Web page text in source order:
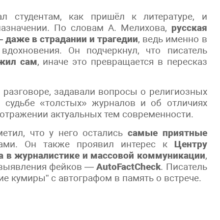
студентам, как пришёл к литературе, и
По словам А. Мелихова, русская
даже в страдании и трагедии, ведь именно в
Он подчеркнул, что писатель
сам, иначе это превращается в пересказ
задавали вопросы о религиозных
судьбе «толстых» журналов и об отличиях
актуальных тем современности.
что у него остались самые приятные
Он также проявил интерес к Центру
в журналистике и массовой коммуникации,
выявления фейков —AutoFactCheck. Писатель
кумиры” с автографом в память о встрече.